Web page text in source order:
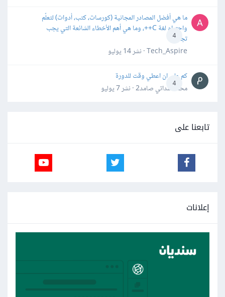
4
ما هي أفضل المصادر المجانية (كورسات، كتب، أدوات) لتعلّم
واحترام لغة C++، وما هي أهم الأخطاء الشائعة التي يجب
تجنبها؟
Tech_Aspire · نشر
14 يوليو
4
كم علي ان اعطي وقت للدورة
محمد سداتي صامد2 · نشر
7 يوليو
تابعنا على
إعلانات